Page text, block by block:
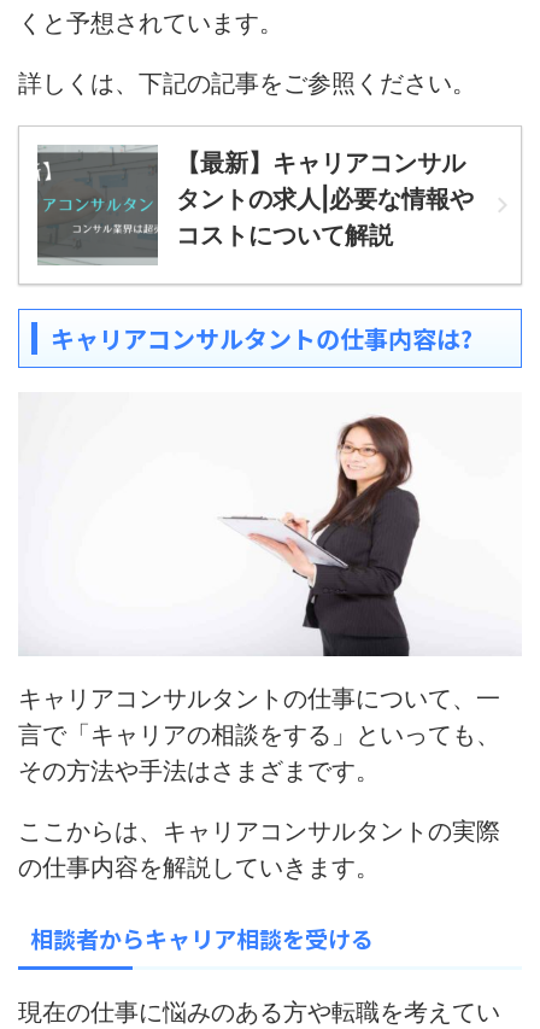
くと予想されています。
詳しくは、下記の記事をご参照ください。
【最新】キャリアコンサル
タントの求人|必要な情報や
コストについて解説
キャリアコンサルタントの仕事内容は?
キャリアコンサルタントの仕事について、一
言で「キャリアの相談をする」といっても、
その方法や手法はさまざまです。
ここからは、キャリアコンサルタントの実際
の仕事内容を解説していきます。
相談者からキャリア相談を受ける
現在の仕事に悩みのある方や転職を考えてい